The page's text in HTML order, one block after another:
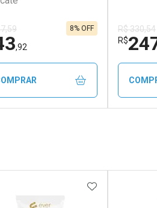
,92
8% OFF
R$ 330,54
R$
AOS FAVORITOSADICIONAR